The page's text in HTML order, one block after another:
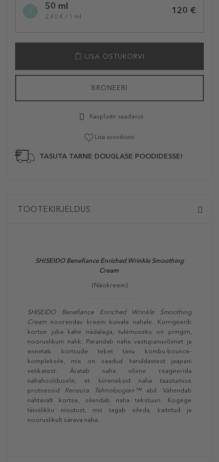
variation50 ml
2,40 € / 1 ml
120 €
LISA OSTUKORVI
BRONEERI
Kaupluste saadavus
Lisa soovikorvi
TASUTA TARNE DOUGLASE POODIDESSE!
TOOTEKIRJELDUS
SHISEIDO Benefiance Enriched Wrinkle Smoothing
Cream
(Näokreem)
SHISEIDO Benefiance Enriched Wrinkle Smoothing
Cream noorendav kreem kuivale nahale. Korrigeerib
kortse juba kahe nädalaga, tulemuseks on pringim,
nooruslikum nahk. Parandab naha vastupanuvõimet ja
ennetab kortsude teket tänu kombu-bounce-
kompleksile, mis on saadud haruldastest jaapani
vetikatest. Äratab naha võime reageerida
nahahooldusele, et kiireneksid naha taastumise
protsessid Reneura Tehnoloogia+™abil. Vähendab
nähtavalt kortse, silendab naha tekstuuri. Kogege
täiuslikku niisutust, mis tagab sileda, kaitstud ja
nooruslikult särava naha.